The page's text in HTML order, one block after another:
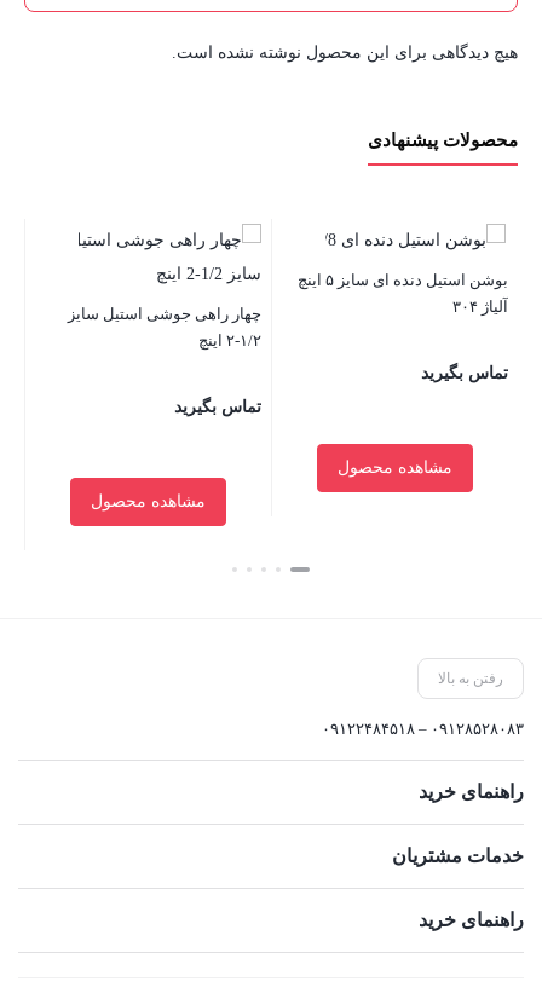
هیچ دیدگاهی برای این محصول نوشته نشده است.
محصولات پیشنهادی
بوشن استیل دنده ای سایز ۵ اینچ
آلیاژ ۳۰۴
تماس بگیرید
مشاهده محصول
چهار راهی جوشی استیل سایز
۱/۲-۲ اینچ
تماس بگیرید
بستن
مشاهده محصول
رفتن به بالا
۰۹۱۲۸۵۲۸۰۸۳ – ۰۹۱۲۲۴۸۴۵۱۸
راهنمای خرید
خدمات مشتریان
راهنمای خرید